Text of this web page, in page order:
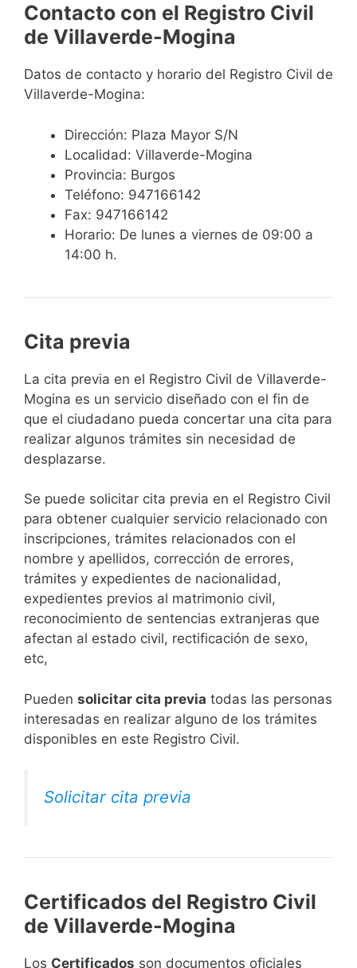
Contacto con el Registro Civil
de Villaverde-Mogina
Datos de contacto y horario del Registro Civil de
Villaverde-Mogina:
Dirección: Plaza Mayor S/N
Localidad: Villaverde-Mogina
Provincia: Burgos
Teléfono: 947166142
Fax: 947166142
Horario: De lunes a viernes de 09:00 a
14:00 h.
Cita previa
​​​​​​​​​​​​​​​​​​​​​​​​​​​​La cita previa en el Registro Civil de Villaverde-
Mogina es un servicio diseñado con el fin de
que el ciudadano pueda concertar una cita para
realizar algunos trámites sin necesidad de
desplazarse.​
Se puede solicitar cita previa en el Registro Civil
para obtener cualquier servicio relacionado con
inscripciones, trámites relacionados con el
nombre y apellidos, corrección de errores,
trámites y expedientes de nacionalidad,
expedientes previos al matrimonio civil,
reconocimiento de sentencias extranjeras que
afectan al estado civil, rectificación de sexo,
etc,
​Pueden solicitar cita previa todas las personas
interesadas en realizar alguno de los trámites
disponibles en este Registro Civil.​
Solicitar cita previa
Certificados del Registro Civil
de Villaverde-Mogina
Los Certificados son documentos oficiales